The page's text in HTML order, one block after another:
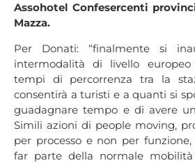
Assohotel Confesercenti
Mazza.
Per Donati: “finalmente si
intermodalità di livello
tempi di percorrenza tra la
consentirà a turisti e a quanti si
guadagnare tempo e di avere
Simili azioni di people moving,
per processo e non per
far parte della normale